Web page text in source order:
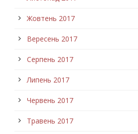
Жовтень 2017
Вересень 2017
Серпень 2017
Липень 2017
Червень 2017
Травень 2017